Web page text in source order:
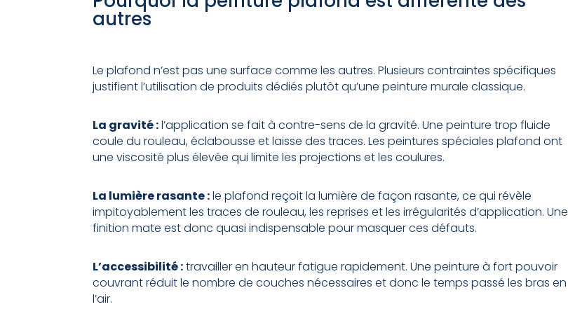
autres
Le plafond n’est pas une surface comme les autres. Plusieurs contraintes spécifiques
justifient l’utilisation de produits dédiés plutôt qu’une peinture murale classique.
La gravité :l’application se fait à contre-sens de la gravité. Une peinture trop fluide
coule du rouleau, éclabousse et laisse des traces. Les peintures spéciales plafond ont
une viscosité plus élevée qui limite les projections et les coulures.
La lumière rasante :le plafond reçoit la lumière de façon rasante, ce qui révèle
impitoyablement les traces de rouleau, les reprises et les irrégularités d’application. Une
finition mate est donc quasi indispensable pour masquer ces défauts.
L’accessibilité :travailler en hauteur fatigue rapidement. Une peinture à fort pouvoir
couvrant réduit le nombre de couches nécessaires et donc le temps passé les bras en
l’air.